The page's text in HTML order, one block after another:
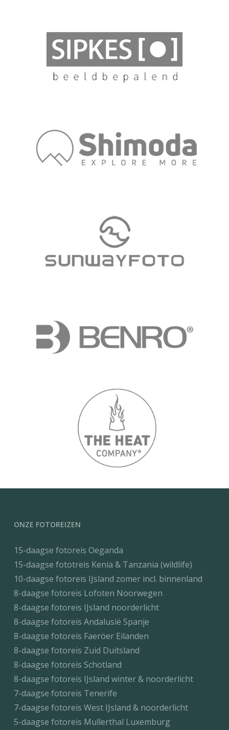
ONZE FOTOREIZEN
15-daagse fotoreis Oeganda
15-daagse fototreis Kenia & Tanzania (wildlife)
10-daagse fotoreis IJsland zomer incl. binnenland
8-daagse fotoreis Lofoten Noorwegen
8-daagse fotoreis IJsland noorderlicht
8-daagse fotoreis Andalusië Spanje
8-daagse fotoreis Faeröer Eilanden
8-daagse fotoreis Zuid Duitsland
8-daagse fotoreis Schotland
8-daagse fotoreis IJsland winter & noorderlicht
7-daagse fotoreis Tenerife
7-daagse fotoreis West IJsland & noorderlicht
5-daagse fotoreis Mullerthal Luxemburg